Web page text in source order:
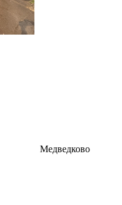
Медведково